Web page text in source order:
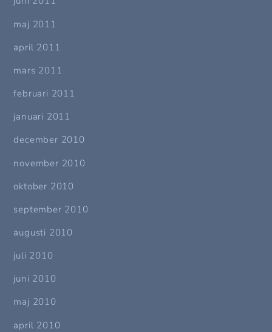
maj 2011
april 2011
mars 2011
februari 2011
januari 2011
december 2010
november 2010
oktober 2010
september 2010
augusti 2010
juli 2010
juni 2010
maj 2010
april 2010